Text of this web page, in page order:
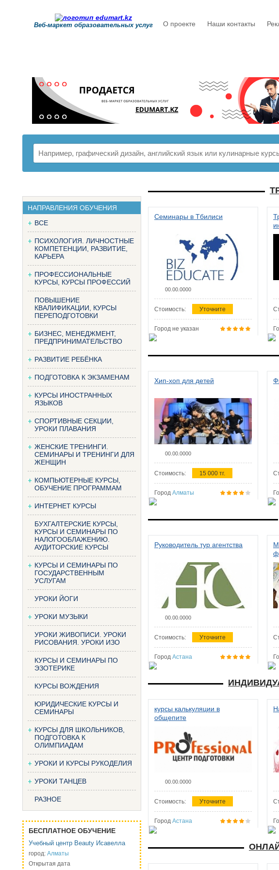
Веб-маркет образовательных услуг О проекте Наши контакты
НАПРАВЛЕНИЯ ОБУЧЕНИЯ
ВСЕ
ПСИХОЛОГИЯ. ЛИЧНОСТНЫЕ
КОМПЕТЕНЦИИ, РАЗВИТИЕ,
КАРЬЕРА
ПРОФЕССИОНАЛЬНЫЕ
КУРСЫ, КУРСЫ ПРОФЕССИЙ
ПОВЫШЕНИЕ
КВАЛИФИКАЦИИ, КУРСЫ
ПЕРЕПОДГОТОВКИ
БИЗНЕС, МЕНЕДЖМЕНТ,
ПРЕДПРИНИМАТЕЛЬСТВО
РАЗВИТИЕ РЕБЁНКА
ПОДГОТОВКА К ЭКЗАМЕНАМ
КУРСЫ ИНОСТРАННЫХ
ЯЗЫКОВ
СПОРТИВНЫЕ СЕКЦИИ,
УРОКИ ПЛАВАНИЯ
ЖЕНСКИЕ ТРЕНИНГИ.
СЕМИНАРЫ И ТРЕНИНГИ ДЛЯ
ЖЕНЩИН
КОМПЬЮТЕРНЫЕ КУРСЫ,
ОБУЧЕНИЕ ПРОГРАММАМ
ИНТЕРНЕТ КУРСЫ
БУХГАЛТЕРСКИЕ КУРСЫ,
КУРСЫ И СЕМИНАРЫ ПО
НАЛОГООБЛАЖЕНИЮ.
АУДИТОРСКИЕ КУРСЫ
КУРСЫ И СЕМИНАРЫ ПО
ГОСУДАРСТВЕННЫМ
УСЛУГАМ
УРОКИ ЙОГИ
УРОКИ МУЗЫКИ
УРОКИ ЖИВОПИСИ. УРОКИ
РИСОВАНИЯ. УРОКИ ИЗО
КУРСЫ И СЕМИНАРЫ ПО
ЭЗОТЕРИКЕ
КУРСЫ ВОЖДЕНИЯ
ЮРИДИЧЕСКИЕ КУРСЫ И
СЕМИНАРЫ
КУРСЫ ДЛЯ ШКОЛЬНИКОВ,
ПОДГОТОВКА К
ОЛИМПИАДАМ
УРОКИ И КУРСЫ РУКОДЕЛИЯ
УРОКИ ТАНЦЕВ
РАЗНОЕ
БЕСПЛАТНОЕ ОБУЧЕНИЕ
Учебный центр Beauty Исавелла
город: Алматы
Открытая дата
Семинары в Тбилиси
00.00.0000
Стоимость: Уточните
Город не указан
Хип-хоп для детей
00.00.0000
Стоимость: 15 000 тг.
Город Алматы
Руководитель тур агентства
00.00.0000
Стоимость: Уточните
Город Астана
курсы калькуляции в
общепите
00.00.0000
Стоимость: Уточните
Город Астана